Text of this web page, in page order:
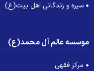
سیره و زندگانی اهل بیت(ع)
عالم آل محمد(ع)
مرکز فقهی